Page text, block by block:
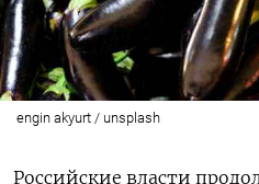
engin akyurt / unsplash
Российские власти